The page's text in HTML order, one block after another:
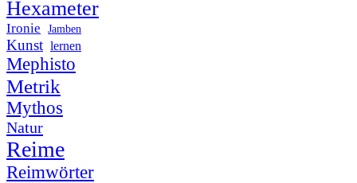
Hexameter
Ironie Jamben
Kunst lernen
Mephisto
Metrik
Mythos
Natur
Reime
Reimwörter